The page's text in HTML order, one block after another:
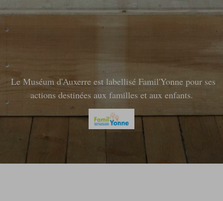
Le Muséum d'Auxerre est labellisé Famil'Yonne pour ses
actions destinées aux familles et aux enfants.